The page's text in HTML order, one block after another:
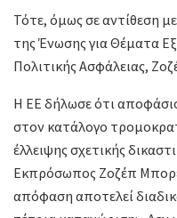
Τότε, όμως σε αντίθεση
της Ένωσης για Θέματα
Πολιτικής Ασφάλειας,
Η ΕΕ δήλωσε ότι
στον κατάλογο
έλλειψης σχετικής
Εκπρόσωπος Ζοζέπ
απόφαση αποτελεί